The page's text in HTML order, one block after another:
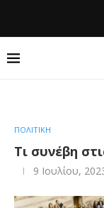
ΠΟΛΙΤΙΚΗ
Τι συνέβη
9 Ιουλίου,